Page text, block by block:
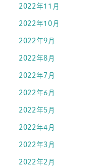
2022年11月
2022年10月
2022年9月
2022年8月
2022年7月
2022年6月
2022年5月
2022年4月
2022年3月
2022年2月